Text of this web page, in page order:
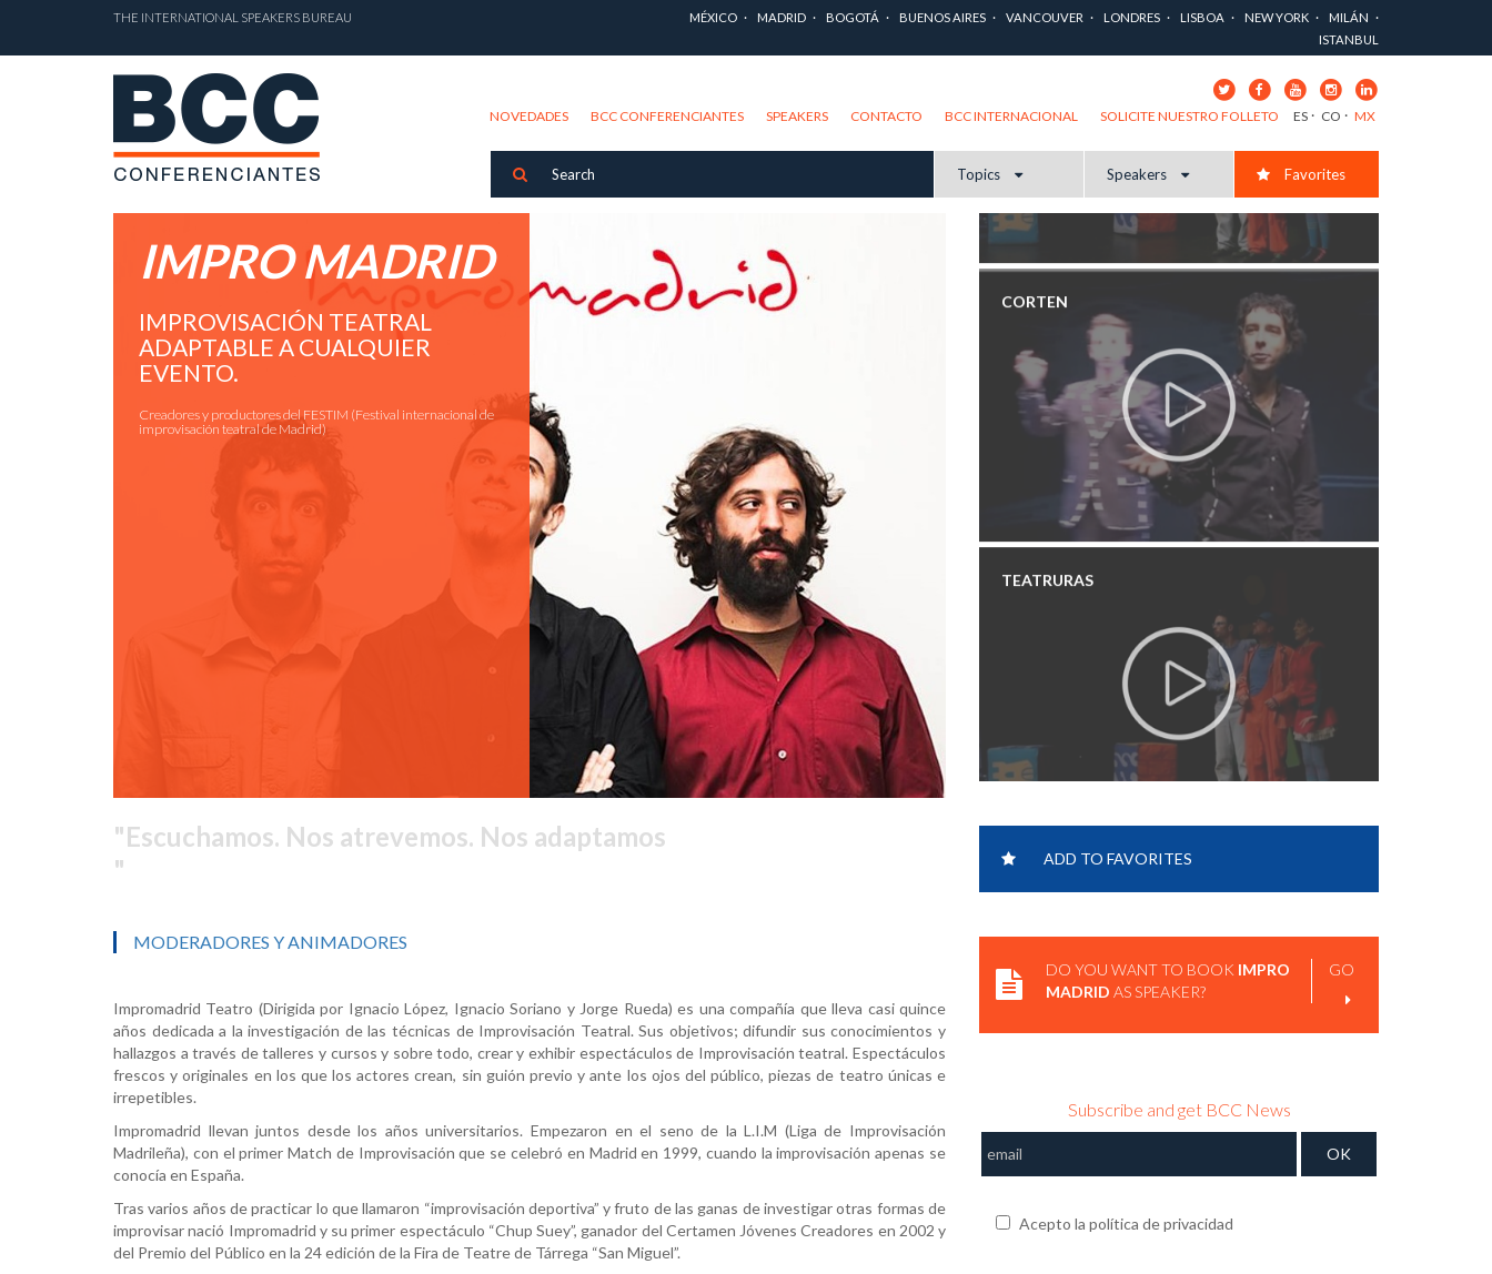
THE INTERNATIONAL SPEAKERS BUREAU MÉXICO MADRID BOGOTÁ BUENOS AIRES VANCOUVER LONDRES LISBOA NEW YORK
MILÁN
ISTANBUL
NOVEDADES BCC CONFERENCIANTES SPEAKERS CONTACTO BCC INTERNACIONAL SOLICITE NUESTRO FOLLETO ES CO MX
Topics Speakers Favorites
IMPRO MADRID
IMPROVISACIÓN TEATRAL
ADAPTABLE A CUALQUIER
EVENTO.
Creadores y productores del FESTIM (Festival internacional de
improvisación teatral de Madrid)
Escuchamos. Nos atrevemos. Nos adaptamos
MODERADORES Y ANIMADORES
Impromadrid Teatro (Dirigida por Ignacio López, Ignacio Soriano y Jorge Rueda) es una compañía que lleva casi quince
años dedicada a la investigación de las técnicas de Improvisación Teatral. Sus objetivos; difundir sus conocimientos y
hallazgos a través de talleres y cursos y sobre todo, crear y exhibir espectáculos de Improvisación teatral. Espectáculos
frescos y originales en los que los actores crean, sin guión previo y ante los ojos del público, piezas de teatro únicas e
irrepetibles.
Impromadrid llevan juntos desde los años universitarios. Empezaron en el seno de la L.I.M (Liga de Improvisación
Madrileña), con el primer Match de Improvisación que se celebró en Madrid en 1999, cuando la improvisación apenas se
conocía en España.
Tras varios años de practicar lo que llamaron “improvisación deportiva” y fruto de las ganas de investigar otras formas de
improvisar nació Impromadrid y su primer espectáculo “Chup Suey”, ganador del Certamen Jóvenes Creadores en 2002 y
del Premio del Público en la 24 edición de la Fira de Teatre de Tárrega “San Miguel”.
CORTEN
TEATRURAS
ADD TO FAVORITES
DO YOU WANT TO BOOK IMPRO
MADRID AS SPEAKER?
GO
Subscribe and get BCC News
Acepto la política de privacidad